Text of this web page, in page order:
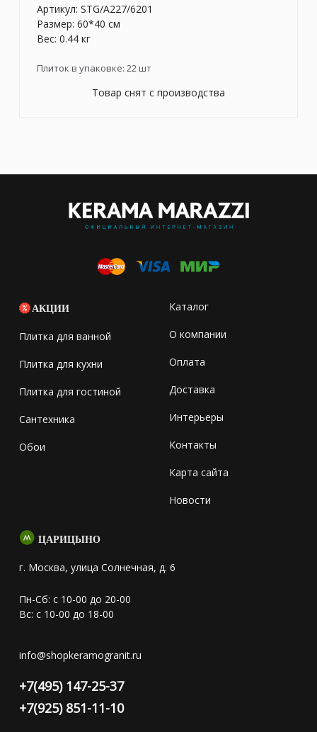
Артикул: STG/A227/6201
Размер: 60*40 см
Вес: 0.44 кг
Плиток в упаковке: 22шт
Товар снят с производства
АКЦИИ
Плитка для ванной
Плитка для кухни
Плитка для гостиной
Сантехника
Обои
Каталог
О компании
Оплата
Доставка
Интерьеры
Контакты
Карта сайта
Новости
ЦАРИЦЫНО
г. Москва, улица Солнечная, д. 6
Пн-Сб: с 10-00 до 20-00
Вс: с 10-00 до 18-00
info@shopkeramogranit.ru
+7(495) 147-25-37
+7(925) 851-11-10